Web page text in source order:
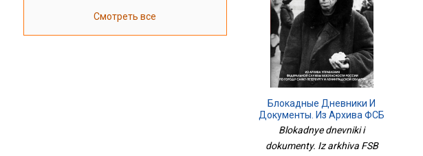
Смотреть все
Блокадные Дневники И
Документы. Из Архива ФСБ
Blokadnye dnevniki i
dokumenty. Iz arkhiva FSB